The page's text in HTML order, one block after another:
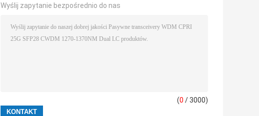
Wyślij zapytanie bezpośrednio do nas
(0 / 3000)